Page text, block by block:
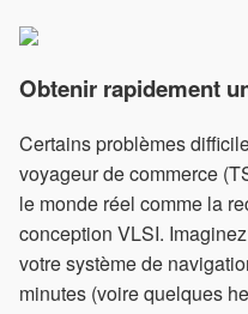
Obtenir rapidement
Certains problèmes
voyageur de commerce
le monde réel comme la
conception VLSI.
votre système de
minutes (voire quelques